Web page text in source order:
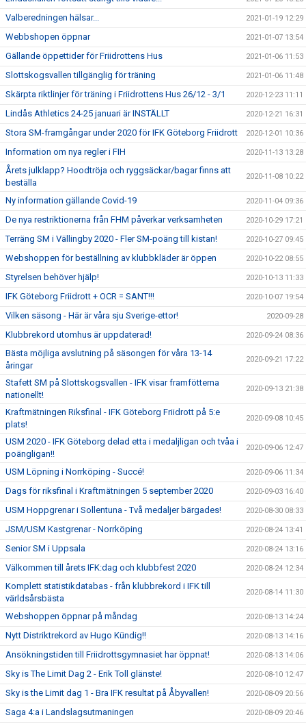
Valberedningen hälsar... 2021-01-19 12:29
Webbshopen öppnar 2021-01-07 13:54
Gällande öppettider för Friidrottens Hus 2021-01-06 11:53
Slottskogsvallen tillgänglig för träning 2021-01-06 11:48
Skärpta riktlinjer för träning i Friidrottens Hus 26/12 - 3/1 2020-12-23 11:11
Lindås Athletics 24-25 januari är INSTÄLLT 2020-12-21 16:31
Stora SM-framgångar under 2020 för IFK Göteborg Friidrott 2020-12-01 10:36
Information om nya regler i FIH 2020-11-13 13:28
Årets julklapp? Hoodtröja och ryggsäckar/bagar finns att
beställa
2020-11-08 10:22
Ny information gällande Covid-19 2020-11-04 09:36
De nya restriktionerna från FHM påverkar verksamheten 2020-10-29 17:21
Terräng SM i Vällingby 2020 - Fler SM-poäng till kistan! 2020-10-27 09:45
Webshoppen för beställning av klubbkläder är öppen 2020-10-22 08:55
Styrelsen behöver hjälp! 2020-10-13 11:33
IFK Göteborg Friidrott + OCR = SANT!!! 2020-10-07 19:54
Vilken säsong - Här är våra sju Sverige-ettor! 2020-09-28
Klubbrekord utomhus är uppdaterad! 2020-09-24 08:36
Bästa möjliga avslutning på säsongen för våra 13-14
åringar
2020-09-21 17:22
Stafett SM på Slottskogsvallen - IFK visar framfötterna
nationellt!
2020-09-13 21:38
Kraftmätningen Riksfinal - IFK Göteborg Friidrott på 5:e
plats!
2020-09-08 10:45
USM 2020 - IFK Göteborg delad etta i medaljligan och tvåa i
poängligan!!
2020-09-06 12:47
USM Löpning i Norrköping - Succé! 2020-09-06 11:34
Dags för riksfinal i Kraftmätningen 5 september 2020 2020-09-03 16:40
USM Hoppgrenar i Sollentuna - Två medaljer bärgades! 2020-08-30 08:33
JSM/USM Kastgrenar - Norrköping 2020-08-24 13:41
Senior SM i Uppsala 2020-08-24 13:16
Välkommen till årets IFK:dag och klubbfest 2020 2020-08-24 12:34
Komplett statistikdatabas - från klubbrekord i IFK till
världsårsbästa
2020-08-14 11:30
Webshoppen öppnar på måndag 2020-08-13 14:24
Nytt Distriktrekord av Hugo Kündig!! 2020-08-13 14:16
Ansökningstiden till Friidrottsgymnasiet har öppnat! 2020-08-13 14:06
Sky is The Limit Dag 2 - Erik Toll glänste! 2020-08-10 12:47
Sky is the Limit dag 1 - Bra IFK resultat på Åbyvallen! 2020-08-09 20:56
Saga 4:a i Landslagsutmaningen 2020-08-09 20:46